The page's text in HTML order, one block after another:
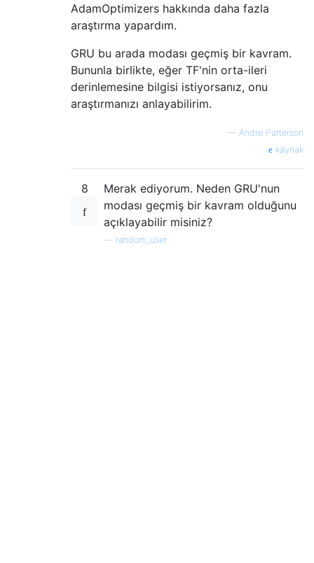
AdamOptimizers hakkında daha fazla
araştırma yapardım.
GRU bu arada modası geçmiş bir kavram.
Bununla birlikte, eğer TF'nin orta-ileri
derinlemesine bilgisi istiyorsanız, onu
araştırmanızı anlayabilirim.
— Andre Patterson
kaynak
8
Merak ediyorum. Neden GRU'nun
modası geçmiş bir kavram olduğunu
açıklayabilir misiniz?
random_user